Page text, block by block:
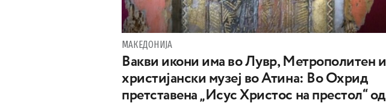
МАКЕДОНИЈА
Вакви икони има во Лувр, Метрополитен и
христијански музеј во Атина: Во Охрид
претставена „Исус Христос на престол“ од